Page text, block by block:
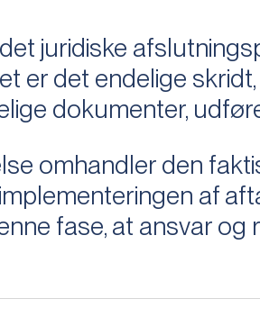
juridiske
er det endelige
dokumenter,
omhandler den
af
fase, at ansvar